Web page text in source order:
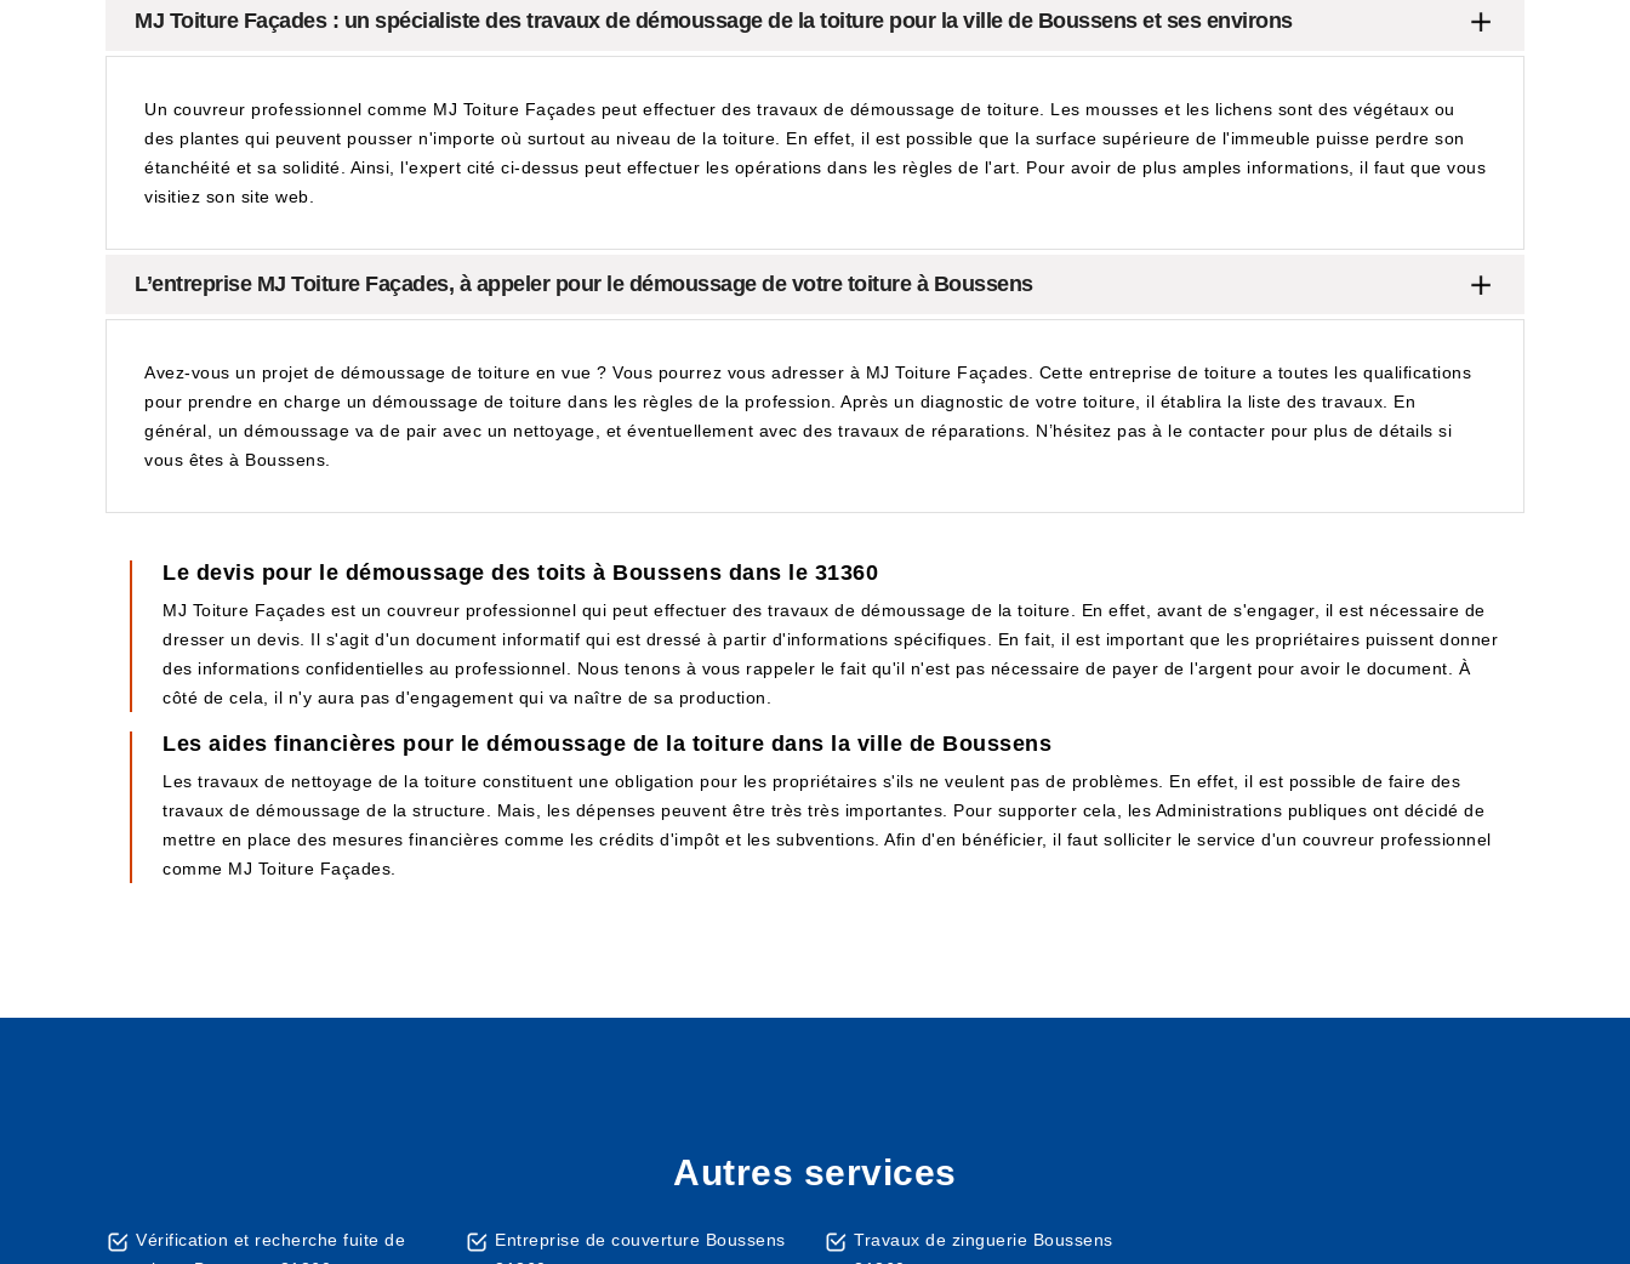
MJ Toiture Façades : un spécialiste des travaux de démoussage de la toiture pour la ville de Boussens et ses environs
Un couvreur professionnel comme MJ Toiture Façades peut effectuer des travaux de démoussage de toiture. Les mousses et les lichens sont des végétaux ou
des plantes qui peuvent pousser n'importe où surtout au niveau de la toiture. En effet, il est possible que la surface supérieure de l'immeuble puisse perdre son
étanchéité et sa solidité. Ainsi, l'expert cité ci-dessus peut effectuer les opérations dans les règles de l'art. Pour avoir de plus amples informations, il faut que vous
visitiez son site web.
L’entreprise MJ Toiture Façades, à appeler pour le démoussage de votre toiture à Boussens
Avez-vous un projet de démoussage de toiture en vue ? Vous pourrez vous adresser à MJ Toiture Façades. Cette entreprise de toiture a toutes les qualifications
pour prendre en charge un démoussage de toiture dans les règles de la profession. Après un diagnostic de votre toiture, il établira la liste des travaux. En
général, un démoussage va de pair avec un nettoyage, et éventuellement avec des travaux de réparations. N’hésitez pas à le contacter pour plus de détails si
vous êtes à Boussens.
Le devis pour le démoussage des toits à Boussens dans le 31360
MJ Toiture Façades est un couvreur professionnel qui peut effectuer des travaux de démoussage de la toiture. En effet, avant de s'engager, il est nécessaire de
dresser un devis. Il s'agit d'un document informatif qui est dressé à partir d'informations spécifiques. En fait, il est important que les propriétaires puissent donner
des informations confidentielles au professionnel. Nous tenons à vous rappeler le fait qu'il n'est pas nécessaire de payer de l'argent pour avoir le document. À
côté de cela, il n'y aura pas d'engagement qui va naître de sa production.
Les aides financières pour le démoussage de la toiture dans la ville de Boussens
Les travaux de nettoyage de la toiture constituent une obligation pour les propriétaires s'ils ne veulent pas de problèmes. En effet, il est possible de faire des
travaux de démoussage de la structure. Mais, les dépenses peuvent être très très importantes. Pour supporter cela, les Administrations publiques ont décidé de
mettre en place des mesures financières comme les crédits d'impôt et les subventions. Afin d'en bénéficier, il faut solliciter le service d'un couvreur professionnel
comme MJ Toiture Façades.
Autres services
Vérification et recherche fuite de
Entreprise de couverture Boussens
Travaux de zinguerie Boussens